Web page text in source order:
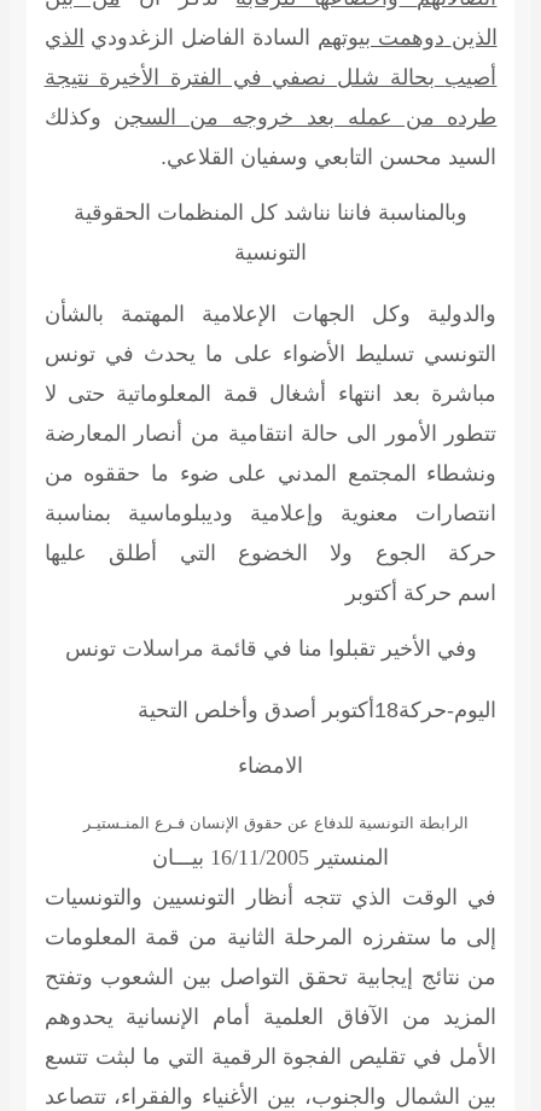
الذين دوهمت بيوتهم السادة الفاضل الزغدودي الذي
أصيب بحالة شلل نصفي في الفترة الأخيرة نتيجة
طرده من عمله بعد خروجه من السجن وكذلك
السيد محسن التابعي وسفيان القلاعي.
وبالمناسبة فاننا نناشد كل المنظمات الحقوقية
التونسية
والدولية وكل الجهات الإعلامية المهتمة بالشأن
التونسي تسليط الأضواء على ما يحدث في تونس
مباشرة بعد انتهاء أشغال قمة المعلوماتية حتى لا
تتطور الأمور الى حالة انتقامية من أنصار المعارضة
ونشطاء المجتمع المدني على ضوء ما حققوه من
انتصارات
معنوية وإعلامية وديبلوماسية بمناسبة
حركة الجوع ولا الخضوع التي أطلق عليها
اسم حركة أكتوبر
وفي الأخير تقبلوا منا في قائمة مراسلات تونس
اليوم-حركة18أكتوبر أصدق وأخلص التحية
الامضاء
الرابطة التونسية للدفاع عن حقوق الإنسانفـرع المنـستيـر
المنستير 16/11/2005
بيـــان
في الوقت الذي تتجه أنظار التونسيين والتونسيات
إلى ما ستفرزه المرحلة الثانية من قمة المعلومات
من نتائج إيجابية تحقق التواصل بين الشعوب وتفتح
المزيد من الآفاق العلمية أمام الإنسانية يحدوهم
الأمل في تقليص الفجوة الرقمية التي ما لبثت تتسع
بين الشمال والجنوب، بين الأغنياء والفقراء، تتصاعد